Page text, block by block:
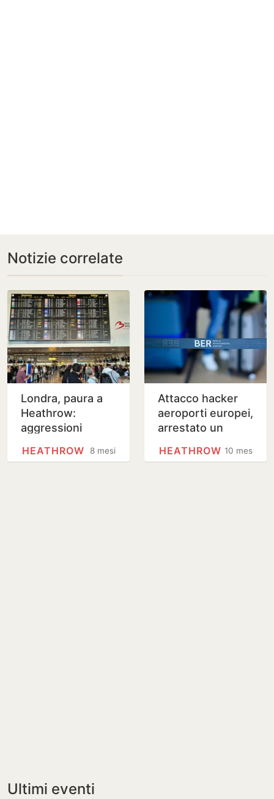
Notizie correlate
Londra, paura a
Heathrow:
aggressioni
al peperoncino al
8 mesi
HEATHROW
Attacco hacker
aeroporti europei,
arrestato un
rilasciato su 10 mesi
HEATHROW
Ultimi eventi